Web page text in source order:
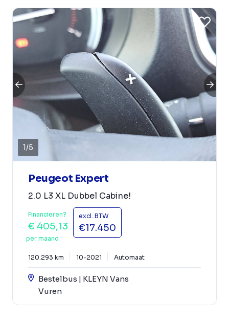
1/5
Peugeot Expert
2.0 L3 XL Dubbel Cabine!
Financieren?
€ 405,13
per maand
excl. BTW
€17.450
120.293 km 10-2021 Automaat
Bestelbus | KLEYN Vans
Vuren